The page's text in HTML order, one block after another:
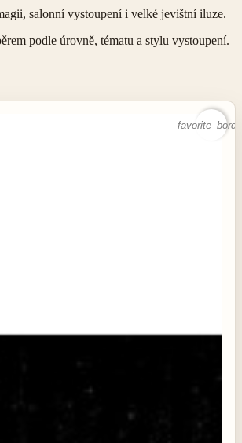
salonní vystoupení i velké jevištní iluze.
podle úrovně, tématu a stylu vystoupení.